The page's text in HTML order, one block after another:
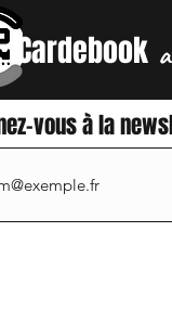
Cardebook
vous à la